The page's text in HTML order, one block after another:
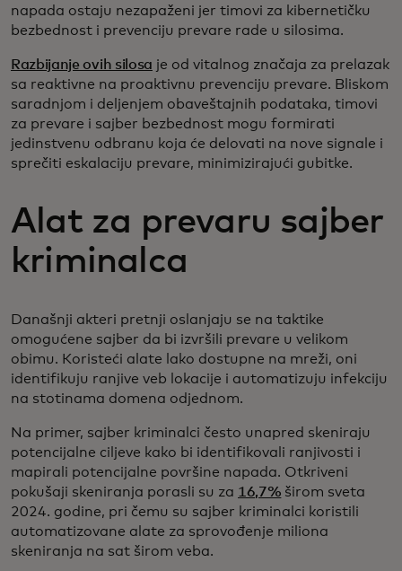
napada ostaju nezapaženi jer timovi za kibernetičku
bezbednost i prevenciju prevare rade u silosima.
Razbijanje ovih silosa je od vitalnog značaja za prelazak
sa reaktivne na proaktivnu prevenciju prevare. Bliskom
saradnjom i deljenjem obaveštajnih podataka, timovi
za prevare i sajber bezbednost mogu formirati
jedinstvenu odbranu koja će delovati na nove signale i
sprečiti eskalaciju prevare, minimizirajući gubitke.
Alat za prevaru sajber
kriminalca
Današnji akteri pretnji oslanjaju se na taktike
omogućene sajber da bi izvršili prevare u velikom
obimu. Koristeći alate lako dostupne na mreži, oni
identifikuju ranjive veb lokacije i automatizuju infekciju
na stotinama domena odjednom.
Na primer, sajber kriminalci često unapred skeniraju
potencijalne ciljeve kako bi identifikovali ranjivosti i
mapirali potencijalne površine napada. Otkriveni
pokušaji skeniranja porasli su za 16,7% širom sveta
2024. godine, pri čemu su sajber kriminalci koristili
automatizovane alate za sprovođenje miliona
skeniranja na sat širom veba.